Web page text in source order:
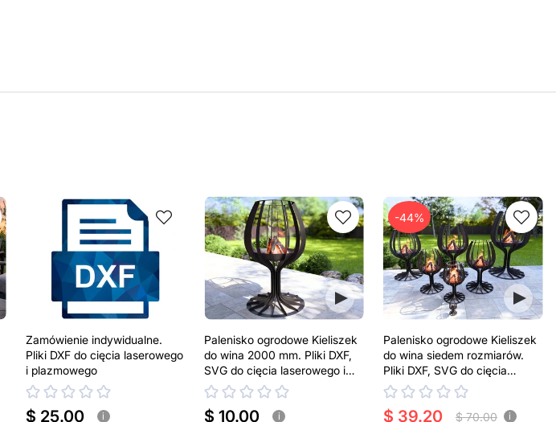
Zamówienie indywidualne.
Pliki DXF do cięcia laserowego
i plazmowego
$ 25.00 i
Palenisko ogrodowe Kieliszek
do wina 2000 mm. Pliki DXF,
SVG do cięcia laserowego i
plazmowego
$ 10.00 i
-44%
Palenisko ogrodowe Kieliszek
do wina siedem rozmiarów.
Pliki DXF, SVG do cięcia
laserowego i plazmowego
$ 39.20 $ 70.00 i